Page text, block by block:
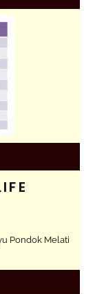
Pondok Melati